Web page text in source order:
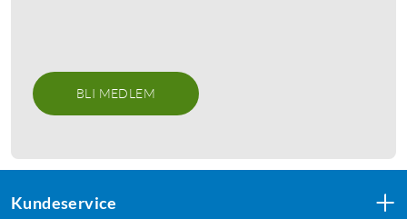
BLI MEDLEM
Kundeservice